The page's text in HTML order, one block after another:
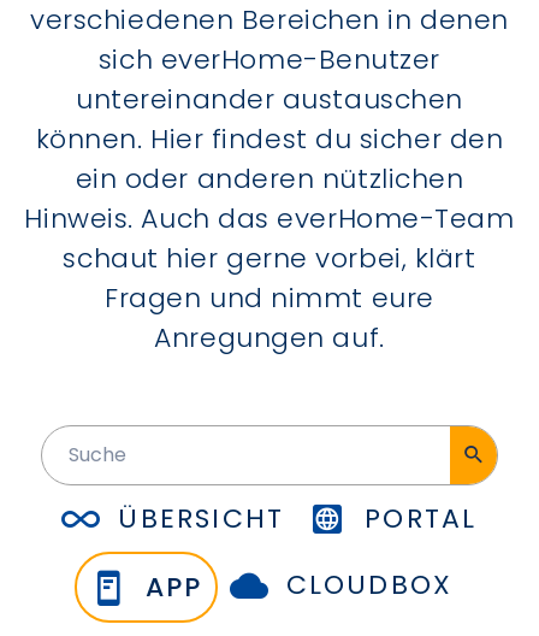
verschiedenen Bereichen in denen
sich everHome-Benutzer
untereinander austauschen
können. Hier findest du sicher den
ein oder anderen nützlichen
Hinweis. Auch das everHome-Team
schaut hier gerne vorbei, klärt
Fragen und nimmt eure
Anregungen auf.
ÜBERSICHT
PORTAL
APP
CLOUDBOX